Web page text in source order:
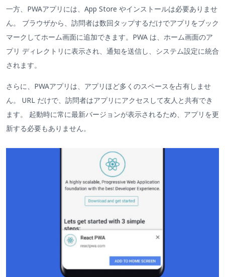
一方、PWAアプリには、App Store やインストールは必要ありませ
ん。 ブラウザから、訪問者は数回タップするだけでアプリをブック
マークしてホーム画面に追加できます。PWA は、ホーム画面のア
プリ ディレクトリに表示され、通知を送信し、システム設定に統合
されます。
さらに、PWAアプリは、アプリほど多くのスペースを占有しませ
ん。 URL だけで、訪問者はアプリにアクセスして友人と共有でき
ます。 起動時に常に最新バージョンが表示されるため、アプリを更
新する必要もありません。